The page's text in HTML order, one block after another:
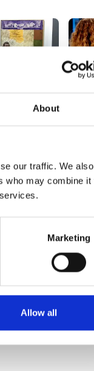
About
our traffic. We
who may combine it
Marketing
Allow all
din
*